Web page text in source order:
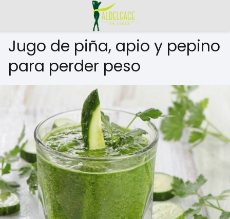
Jugo de piña, apio y pepino
para perder peso